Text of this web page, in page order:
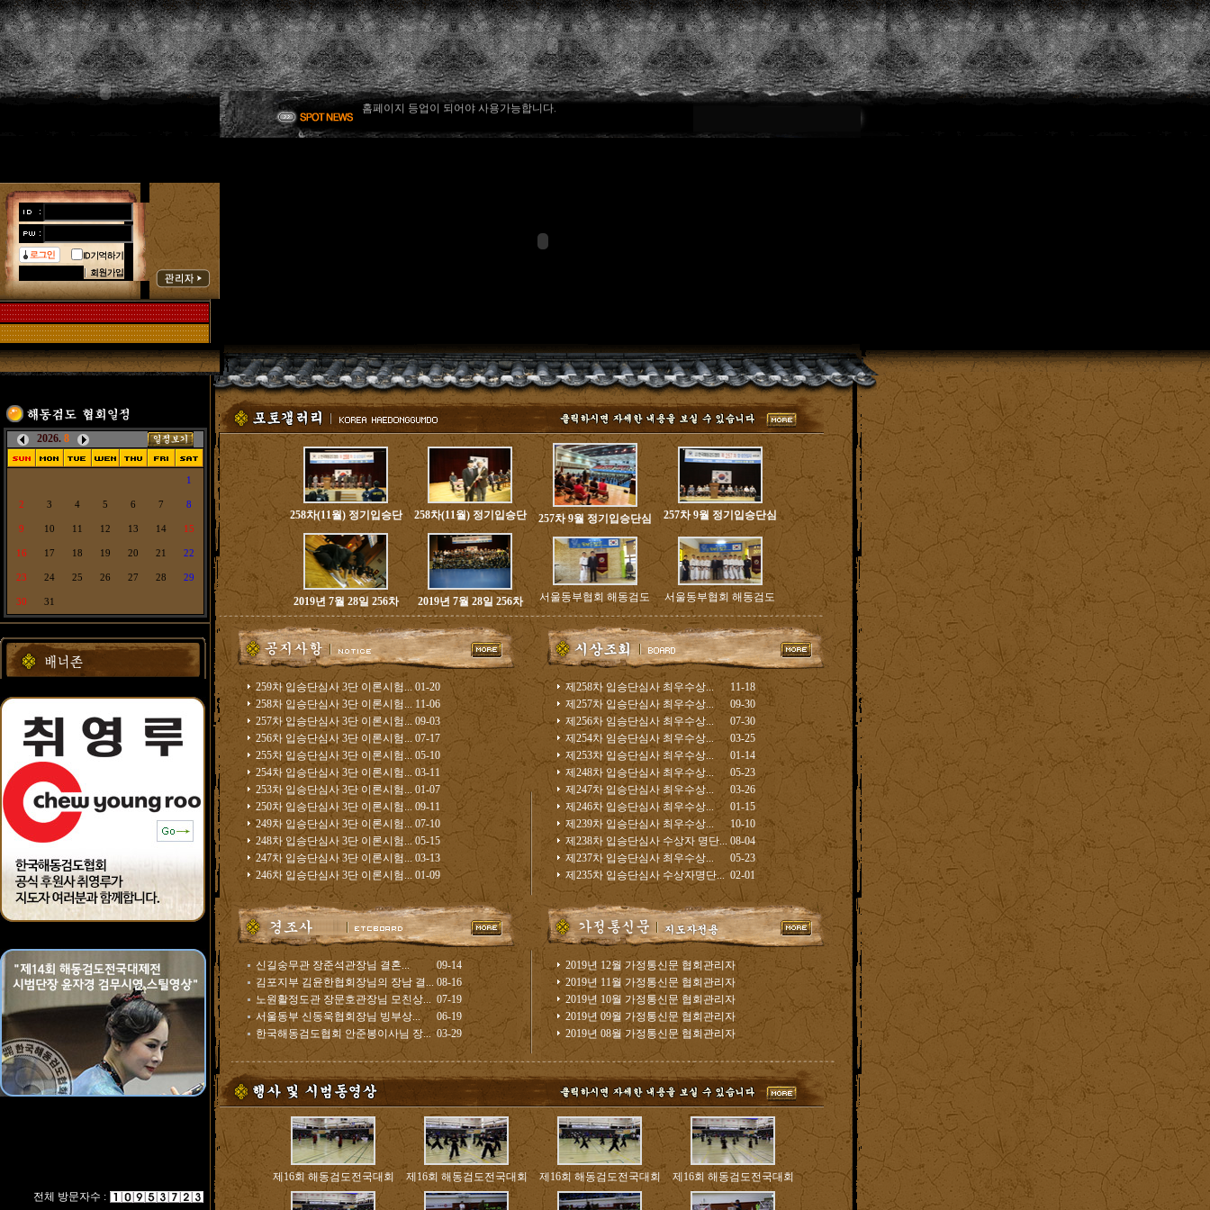
한국해동검도 협회에 오신것을 진심으로 환영합니다.
한국해동검도협회 소속 관장님이라면 꼭 회원가입을 하세요.
홈페이지 등업이 되어야 사용가능합니다.
2026. 8
1
2 3 4 5 6 7 8
9 10 11 12 13 14 15
16 17 18 19 20 21 22
23 24 25 26 27 28 29
30 31
전체 방문자수 :
258차(11월) 정기입승단 258차(11월) 정기입승단 257차 9월 정기입승단심 257차 9월 정기입승단심
2019년 7월 28일 256차 2019년 7월 28일 256차 서울동부협회 해동검도 서울동부협회 해동검도
259차 입승단심사 3단 이론시험... 01-20
258차 입승단심사 3단 이론시험... 11-06
257차 입승단심사 3단 이론시험... 09-03
256차 입승단심사 3단 이론시험... 07-17
255차 입승단심사 3단 이론시험... 05-10
254차 입승단심사 3단 이론시험... 03-11
253차 입승단심사 3단 이론시험... 01-07
250차 입승단심사 3단 이론시험... 09-11
249차 입승단심사 3단 이론시험... 07-10
248차 입승단심사 3단 이론시험... 05-15
247차 입승단심사 3단 이론시험... 03-13
246차 입승단심사 3단 이론시험... 01-09
제258차 입승단심사 최우수상...
11-18
제257차 입승단심사 최우수상...
09-30
제256차 임승단심사 최우수상...
07-30
제254차 임승단심사 최우수상...
03-25
제253차 입승단심사 최우수상...
01-14
제248차 입승단심사 최우수상...
05-23
제247차 입승단심사 최우수상...
03-26
제246차 입승단심사 최우수상...
01-15
제239차 입승단심사 최우수상...
10-10
제238차 입승단심사 수상자 명단... 08-04
제237차 입승단심사 최우수상...
05-23
제235차 입승단심사 수상자명단... 02-01
신길숭무관 장준석관장님 결혼...
09-14
김포지부 김윤한협회장님의 장남 결... 08-16
노원활정도관 장문호관장님 모친상... 07-19
서울동부 신동욱협회장님 빙부상...
06-19
한국해동검도협회 안준봉이사님 장... 03-29
2019년 12월 가정통신문 협회관리자
2019년 11월 가정통신문 협회관리자
2019년 10월 가정통신문 협회관리자
2019년 09월 가정통신문 협회관리자
2019년 08월 가정통신문 협회관리자
제16회 해동검도전국대회 제16회 해동검도전국대회 제16회 해동검도전국대회 제16회 해동검도전국대회